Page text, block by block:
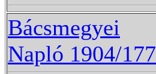
Bácsmegyei
Napló 1904/177